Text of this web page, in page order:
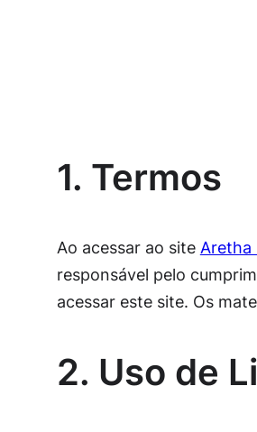
1. Termos
Ao acessar ao site Aretha
responsável pelo
acessar este site. Os
2. Uso de